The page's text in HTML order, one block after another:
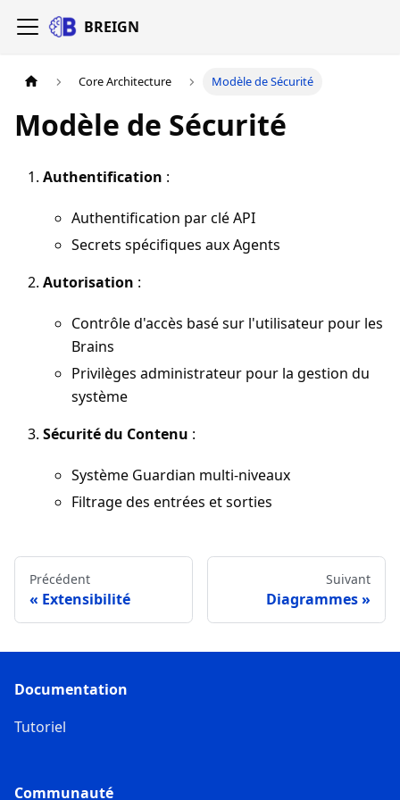
BREIGN
Core Architecture Modèle de Sécurité
Modèle de Sécurité
Authentification :
Authentification par clé API
Secrets spécifiques aux Agents
Autorisation :
Contrôle d'accès basé sur l'utilisateur pour les
Brains
Privilèges administrateur pour la gestion du
système
Sécurité du Contenu :
Système Guardian multi-niveaux
Filtrage des entrées et sorties
Précédent
Extensibilité
Suivant
Diagrammes
Documentation
Tutoriel
Communauté